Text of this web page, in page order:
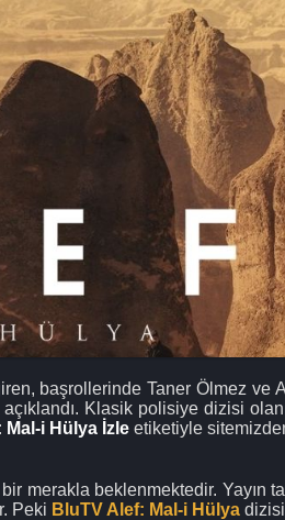
başrollerinde Taner Ölmez ve
Klasik polisiye dizisi
Mal-i Hülya İzle etiketiyle
merakla beklenmektedir. Yayın
Peki BluTV Alef: Mal-i Hülya